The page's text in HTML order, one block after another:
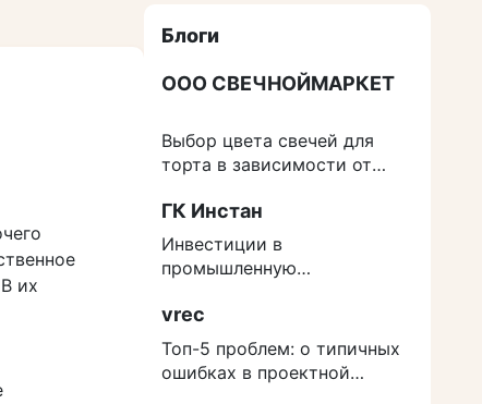
их
Блоги
ООО СВЕЧНОЙМАРКЕТ
Выбор цвета свечей для
торта в зависимости от
ГК Инстан
Инвестиции в
промышленную
защититься от роста
расходов на строительство
vrec
Топ-5 проблем: о типичных
ошибках в проектной